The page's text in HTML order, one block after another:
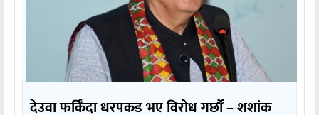
देउवा फर्किँदा धरपकड भए विरोध गर्छौँं – शशांक